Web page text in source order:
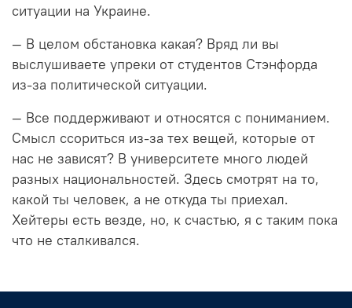
ситуации на Украине.
— В целом обстановка какая? Вряд ли вы
выслушиваете упреки от студентов Стэнфорда
из-за политической ситуации.
— Все поддерживают и относятся с пониманием.
Смысл ссориться из-за тех вещей, которые от
нас не зависят? В университете много людей
разных национальностей. Здесь смотрят на то,
какой ты человек, а не откуда ты приехал.
Хейтеры есть везде, но, к счастью, я с таким пока
что не сталкивался.